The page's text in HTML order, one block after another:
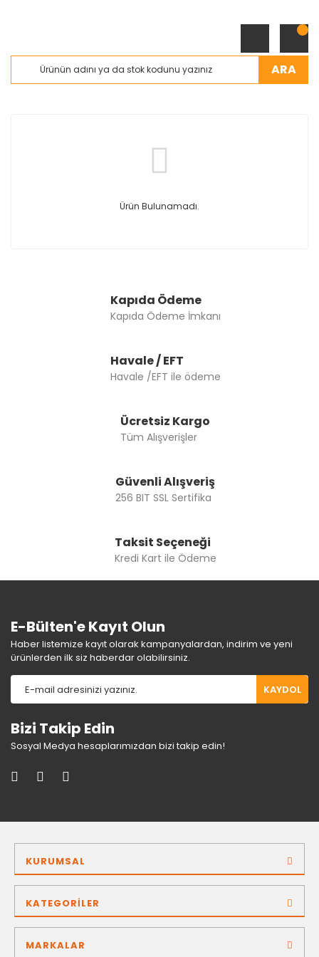
ARA
Ürün Bulunamadı.
Kapıda Ödeme
Kapıda Ödeme İmkanı
Havale / EFT
Havale /EFT ile ödeme
Ücretsiz Kargo
Tüm Alışverişler
Güvenli Alışveriş
256 BIT SSL Sertifika
Taksit Seçeneği
Kredi Kart ile Ödeme
E-Bülten'e Kayıt Olun
Haber listemize kayıt olarak kampanyalardan, indirim ve yeni
ürünlerden ilk siz haberdar olabilirsiniz.
KAYDOL
Bizi Takip Edin
Sosyal Medya hesaplarımızdan bizi takip edin!
KURUMSAL
KATEGORİLER
MARKALAR